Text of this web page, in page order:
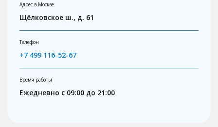
Адрес в Москве
Щёлковское ш., д. 61
Телефон
+7 499 116-52-67
Время работы
Ежедневно с 09:00 до 21:00